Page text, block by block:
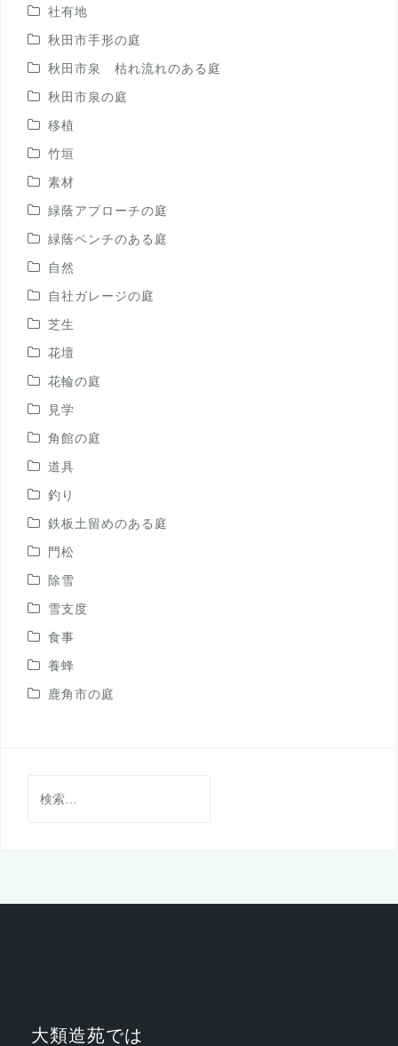
社有地
秋田市手形の庭
秋田市泉 枯れ流れのある庭
秋田市泉の庭
移植
竹垣
素材
緑蔭アプローチの庭
緑蔭ベンチのある庭
自然
自社ガレージの庭
芝生
花壇
花輪の庭
見学
角館の庭
道具
釣り
鉄板土留めのある庭
門松
除雪
雪支度
食事
養蜂
鹿角市の庭
索:
大類造苑では